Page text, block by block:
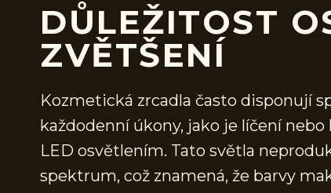
DŮLEŽITOST
ZVĚTŠENÍ
Kozmetická zrcadla často disponují
každodenní úkony, jako je líčení
LED osvětlením. Tato světla
spektrum, což znamená, že barvy